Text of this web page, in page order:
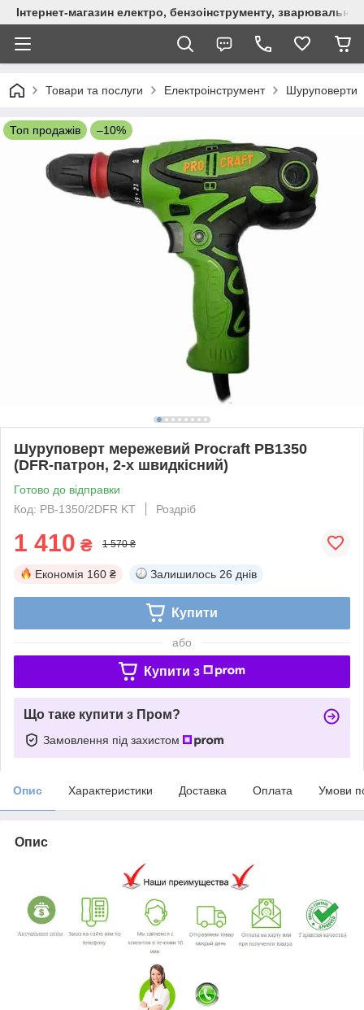
Інтернет-магазин електро, бензоінструменту,
Товари та послуги Електроінструмент Шуруповерти
Топ продажів –10%
Шуруповерт мережевий Procraft PB1350
(DFR-патрон, 2-х швидкісний)
Готово до відправки
Код: PB-1350/2DFR KT
Роздріб
1 410 ₴ 1 570 ₴
Економія 160 ₴ Залишилось 26 днів
Купити
або
Купити з
Що таке купити з Пром?
Замовлення під захистом
Опис Характеристики Доставка Оплата Умови
Опис